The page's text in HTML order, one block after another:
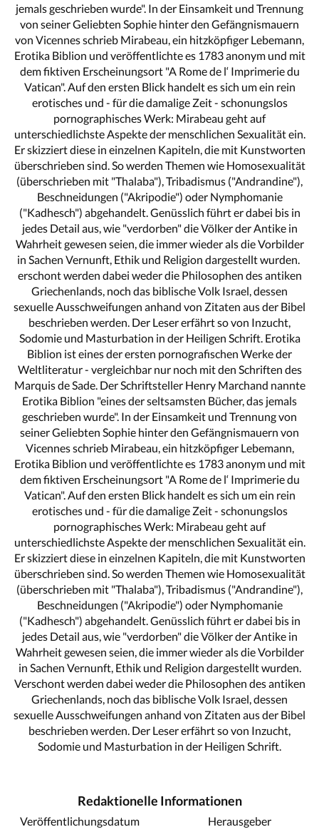
jemals geschrieben wurde". In der Einsamkeit und Trennung
von seiner Geliebten Sophie hinter den Gefängnismauern
von Vicennes schrieb Mirabeau, ein hitzköpfiger Lebemann,
Erotika Biblion und veröffentlichte es 1783 anonym und mit
dem fiktiven Erscheinungsort "A Rome de l‘ Imprimerie du
Vatican". Auf den ersten Blick handelt es sich um ein rein
erotisches und - für die damalige Zeit - schonungslos
pornographisches Werk: Mirabeau geht auf
unterschiedlichste Aspekte der menschlichen Sexualität ein.
Er skizziert diese in einzelnen Kapiteln, die mit Kunstworten
überschrieben sind. So werden Themen wie Homosexualität
(überschrieben mit "Thalaba"), Tribadismus ("Andrandine"),
Beschneidungen ("Akripodie") oder Nymphomanie
("Kadhesch") abgehandelt. Genüsslich führt er dabei bis in
jedes Detail aus, wie "verdorben" die Völker der Antike in
Wahrheit gewesen seien, die immer wieder als die Vorbilder
in Sachen Vernunft, Ethik und Religion dargestellt wurden.
erschont werden dabei weder die Philosophen des antiken
Griechenlands, noch das biblische Volk Israel, dessen
sexuelle Ausschweifungen anhand von Zitaten aus der Bibel
beschrieben werden. Der Leser erfährt so von Inzucht,
Sodomie und Masturbation in der Heiligen Schrift. Erotika
Biblion ist eines der ersten pornografischen Werke der
Weltliteratur - vergleichbar nur noch mit den Schriften des
Marquis de Sade. Der Schriftsteller Henry Marchand nannte
Erotika Biblion "eines der seltsamsten Bücher, das jemals
geschrieben wurde". In der Einsamkeit und Trennung von
seiner Geliebten Sophie hinter den Gefängnismauern von
Vicennes schrieb Mirabeau, ein hitzköpfiger Lebemann,
Erotika Biblion und veröffentlichte es 1783 anonym und mit
dem fiktiven Erscheinungsort "A Rome de l‘ Imprimerie du
Vatican". Auf den ersten Blick handelt es sich um ein rein
erotisches und - für die damalige Zeit - schonungslos
pornographisches Werk: Mirabeau geht auf
unterschiedlichste Aspekte der menschlichen Sexualität ein.
Er skizziert diese in einzelnen Kapiteln, die mit Kunstworten
überschrieben sind. So werden Themen wie Homosexualität
(überschrieben mit "Thalaba"), Tribadismus ("Andrandine"),
Beschneidungen ("Akripodie") oder Nymphomanie
("Kadhesch") abgehandelt. Genüsslich führt er dabei bis in
jedes Detail aus, wie "verdorben" die Völker der Antike in
Wahrheit gewesen seien, die immer wieder als die Vorbilder
in Sachen Vernunft, Ethik und Religion dargestellt wurden.
Verschont werden dabei weder die Philosophen des antiken
Griechenlands, noch das biblische Volk Israel, dessen
sexuelle Ausschweifungen anhand von Zitaten aus der Bibel
beschrieben werden. Der Leser erfährt so von Inzucht,
Sodomie und Masturbation in der Heiligen Schrift.
Redaktionelle Informationen
Veröffentlichungsdatum Herausgeber